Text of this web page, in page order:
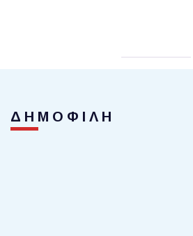
ΔΗΜΟΦΙΛΗ